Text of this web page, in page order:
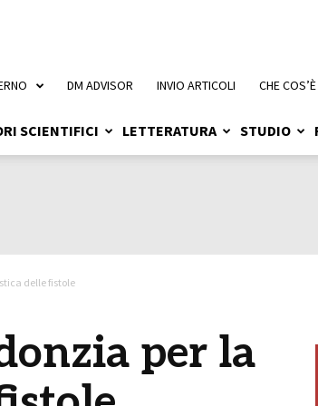
SCIENTIFICI LETTERATURA STUDIO
DM ADVISOR INVIO ARTICOLI CHE
delle fistole
per la